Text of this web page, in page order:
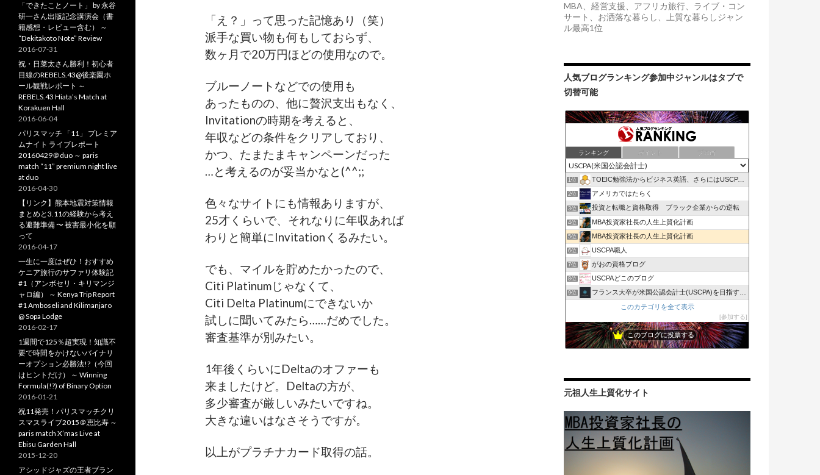
「え？」って思った記憶あり（笑）
派手な買い物も何もしておらず、
数ヶ月で20万円ほどの使用なので。
ブルーノートなどでの使用も
あったものの、他に贅沢支出もなく、
Invitationの時期を考えると、
年収などの条件をクリアしており、
かつ、たまたまキャンペーンだった
…と考えるのが妥当かなと(^^;;
色々なサイトにも情報ありますが、
25才くらいで、それなりに年収あれば
わりと簡単にInvitationくるみたい。
でも、マイルを貯めたかったので、
Citi Platinumじゃなくて、
Citi Delta Platinumにできないか
試しに聞いてみたら……だめでした。
審査基準が別みたい。
1年後くらいにDeltaのオファーも
来ましたけど。Deltaの方が、
多少審査が厳しいみたいですね。
大きな違いはなさそうですが。
以上がプラチナカード取得の話。
MBA、経営支援、アフリカ旅行、ライブ・コン
サート、お洒落な暮らし、上質な暮らしジャン
ル最高1位
人気ブログランキング参加中ジャンルはタブで
切替可能
ランキング ポイント ブロ画
1位 TOEIC勉強法からビジネス英語、さらにはUSCPAまで
2位 アメリカではたらく
3位 投資と転職と資格取得 ブラック企業からの逆転
4位 MBA投資家社長の人生上質化計画
5位 MBA投資家社長の人生上質化計画
6位 USCPA職人
7位 がおの資格ブログ
8位 USCPAどこのブログ
9位
フランス大卒が米国公認会計士(USCPA)を目指すブログ
このカテゴリを全て表示
参加する
このブログに投票する
元祖人生上質化サイト
「できたことノート」 by 永谷
研一さん出版記念講演会（書
籍感想・レビュー含む） ～
“Dekitakoto Note” Review
2016-07-31
祝・日菜太さん勝利！初心者
目線のREBELS.43@後楽園ホ
ール観戦レポート ～
REBELS.43 Hiata’s Match at
Korakuen Hall
2016-06-04
パリスマッチ 「11」 プレミア
ムナイト ライブレポート
20160429＠duo ～ paris
match “11” premium night live
at duo
2016-04-30
【リンク】熊本地震対策情報
まとめと3.11の経験から考え
る避難準備 〜 被害最小化を願
って
2016-04-17
一生に一度はぜひ！おすすめ
ケニア旅行のサファリ体験記
#1（アンボセリ・キリマンジ
ャロ編） ～ Kenya Trip Report
#1 Amboseli and Kilimanjaro
@ Sopa Lodge
2016-02-17
1週間で125％超実現！知識不
要で時間をかけないバイナリ
ーオプション必勝法!?（今回
はヒントだけ） ～ Winning
Formula(!?) of Binary Option
2016-01-21
祝11発売！パリスマッチクリ
スマスライブ2015＠恵比寿 ～
paris match X’mas Live at
Ebisu Garden Hall
2015-12-20
アシッドジャズの王者ブラン